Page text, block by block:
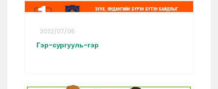
2022/07/06
Гэр-сургууль-гэр